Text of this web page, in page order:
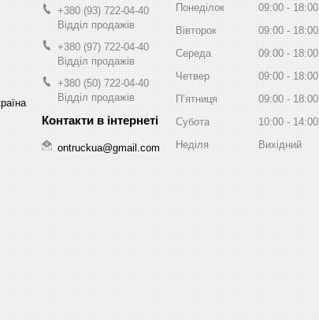
+380 (93) 722-04-40
Відділ продажів
+380 (97) 722-04-40
Відділ продажів
+380 (50) 722-04-40
Відділ продажів
ontruckua@gmail.com
Понеділок 09:00
18:00
Вівторок
09:00
18:00
Середа
09:00
18:00
Четвер
09:00
18:00
Пʼятниця
09:00
18:00
Субота
10:00
14:00
Неділя
Вихідний